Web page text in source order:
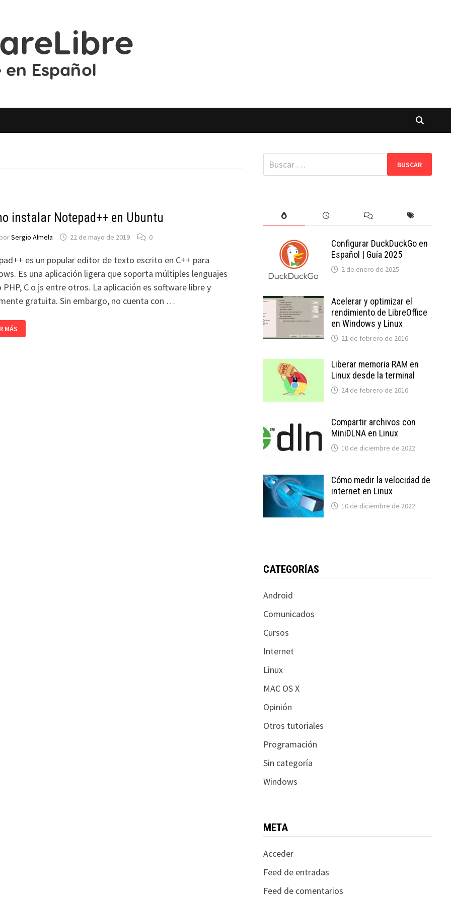
instalar Notepad++ en Ubuntu
porSergio Almela 22 de mayo de 2019 0
es un popular editor de texto escrito en C++ para
Es una aplicación ligera que soporta múltiples lenguajes
PHP, C o js entre otros. La aplicación es software libre y
gratuita. Sin embargo, no cuenta con …
MÁS
Buscar:
Configurar DuckDuckGo en
Español | Guía 2025
2 de enero de 2025
Acelerar y optimizar el
rendimiento de LibreOffice
en Windows y Linux
21 de febrero de 2016
Liberar memoria RAM en
Linux desde la terminal
24 de febrero de 2016
Compartir archivos con
MiniDLNA en Linux
10 de diciembre de 2022
Cómo medir la velocidad de
internet en Linux
10 de diciembre de 2022
CATEGORÍAS
Android
Comunicados
Cursos
Internet
Linux
MAC OS X
Opinión
Otros tutoriales
Programación
Sin categoría
Windows
META
Acceder
Feed de entradas
Feed de comentarios